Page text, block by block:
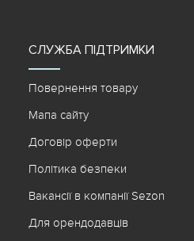
СЛУЖБА ПІДТРИМКИ
Повернення товару
Мапа сайту
Договір оферти
Політика безпеки
Вакансії в компанії Sezon
Для орендодавців